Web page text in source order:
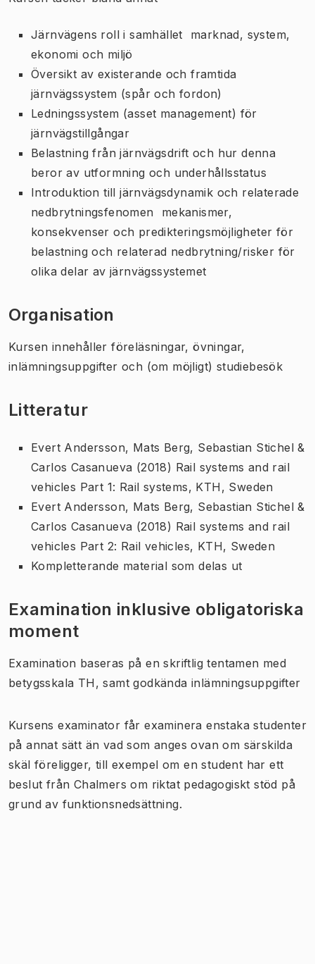
Järnvägens roll i samhället  marknad, system,
ekonomi och miljö
Översikt av existerande och framtida
järnvägssystem (spår och fordon)
Ledningssystem (asset management) för
järnvägstillgångar
Belastning från järnvägsdrift och hur denna
beror av utformning och underhållsstatus
Introduktion till järnvägsdynamik och relaterade
nedbrytningsfenomen  mekanismer,
konsekvenser och predikteringsmöjligheter för
belastning och relaterad nedbrytning/risker för
olika delar av järnvägssystemet
Organisation
Kursen innehåller föreläsningar, övningar,
inlämningsuppgifter och (om möjligt) studiebesök
Litteratur
Evert Andersson, Mats Berg, Sebastian Stichel &
Carlos Casanueva (2018) Rail systems and rail
vehicles Part 1: Rail systems, KTH, Sweden
Evert Andersson, Mats Berg, Sebastian Stichel &
Carlos Casanueva (2018) Rail systems and rail
vehicles Part 2: Rail vehicles, KTH, Sweden
Kompletterande material som delas ut
Examination inklusive obligatoriska
moment
Examination baseras på en skriftlig tentamen med
betygsskala TH, samt godkända inlämningsuppgifter
Kursens examinator får examinera enstaka studenter
på annat sätt än vad som anges ovan om särskilda
skäl föreligger, till exempel om en student har ett
beslut från Chalmers om riktat pedagogiskt stöd på
grund av funktionsnedsättning.